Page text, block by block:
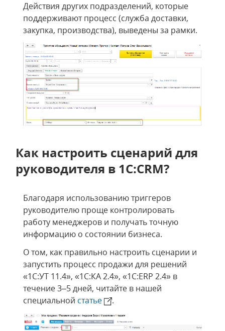
Действия других подразделений, которые
поддерживают процесс (служба доставки,
закупка, производства), выведены за рамки.
Как настроить сценарий для
руководителя в 1С:CRM?
Благодаря использованию триггеров
руководителю проще контролировать
работу менеджеров и получать точную
информацию о состоянии бизнеса.
О том, как правильно настроить сценарии и
запустить процесс продажи для решений
«1С:УТ 11.4», «1С:КА 2.4», «1С:ERP 2.4» в
течение 3–5 дней, читайте в нашей
специальной статье .